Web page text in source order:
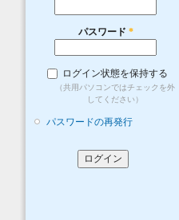
パスワード *
ログイン状態を保持する
（共用パソコンではチェックを外
してください）
パスワードの再発行